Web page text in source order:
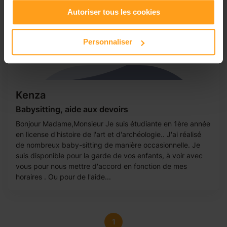
Autoriser tous les cookies
Personnaliser
Kenza
Babysitting, aide aux devoirs
Bonjour Madame,Monsieur Je suis étudiante en 1ère année
en license d'histoire de l'art et d'archéologie.. J'ai réalisé
de nombreux baby-sitting de manière occasionnelle. Je
suis disponible pour la garde de vos enfants, à voir avec
vous pour nous mettre d'accord en fonction de mes
horaires . Ou pour de l'aide...
1